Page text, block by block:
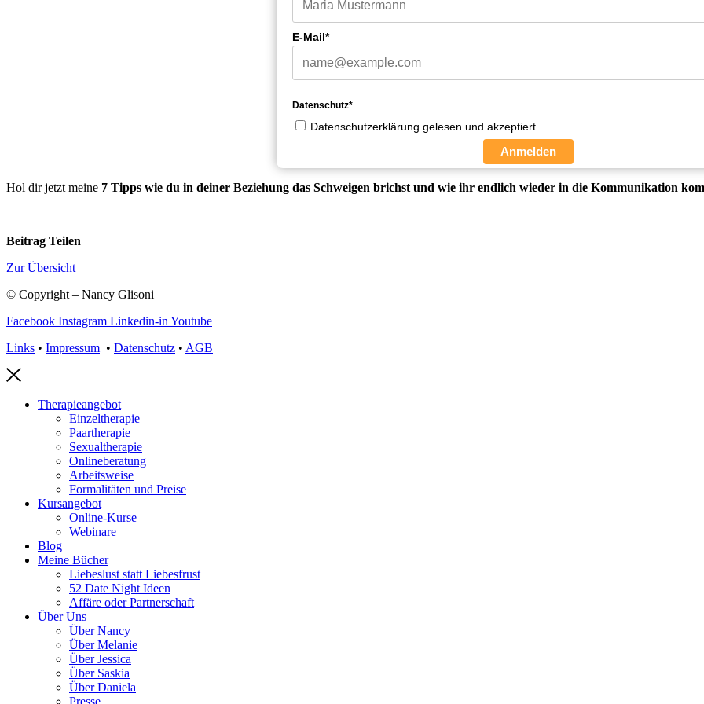
E-Mail*
Datenschutz*
Datenschutzerklärung gelesen und akzeptiert
Anmelden
Hol dir jetzt meine 7 Tipps wie du in deiner Beziehung das Schweigen brichst und wie ihr endlich wieder in die Kommunikation
Beitrag Teilen
Zur Übersicht
© Copyright – Nancy Glisoni
Facebook Instagram Linkedin-in Youtube
Links • Impressum • Datenschutz • AGB
Therapieangebot
Einzeltherapie
Paartherapie
Sexualtherapie
Onlineberatung
Arbeitsweise
Formalitäten und Preise
Kursangebot
Online-Kurse
Webinare
Blog
Meine Bücher
Liebeslust statt Liebesfrust
52 Date Night Ideen
Affäre oder Partnerschaft
Über Uns
Über Nancy
Über Melanie
Über Jessica
Über Saskia
Über Daniela